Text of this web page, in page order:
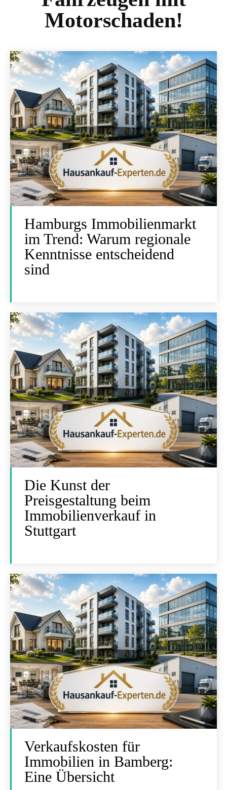
Motorschaden!
Hamburgs Immobilienmarkt
im Trend: Warum regionale
Kenntnisse entscheidend
sind
Die Kunst der
Preisgestaltung beim
Immobilienverkauf in
Stuttgart
Verkaufskosten für
Immobilien in Bamberg:
Eine Übersicht